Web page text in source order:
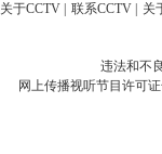
关于CCTV 联系CCTV 关
违法和不
网上传播视听节目许可证